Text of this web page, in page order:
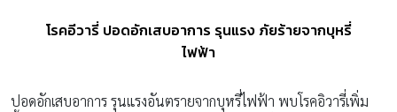
โรคอีวารี่ ปอดอักเสบอาการ รุนแรง ภัยร้ายจากบุหรี่
ไฟฟ้า
ปอดอักเสบอาการ รุนแรงอันตรายจากบุหรี่ไฟฟ้า พบโรคอิวารี่เพิ่ม